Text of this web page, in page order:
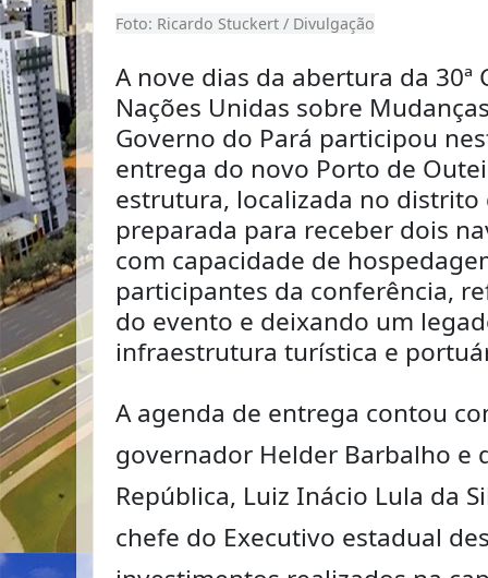
Foto: Ricardo Stuckert / Divulgação
A nove dias da abertura da 30ª
Nações Unidas sobre
Governo do Pará participou
entrega do novo Porto de
estrutura, localizada no distrito
preparada para receber dois
com capacidade de
participantes da conferência,
do evento e deixando um
infraestrutura turística e
A agenda de entrega contou
governador Helder Barbalho e
República, Luiz Inácio Lula da
chefe do Executivo estadual